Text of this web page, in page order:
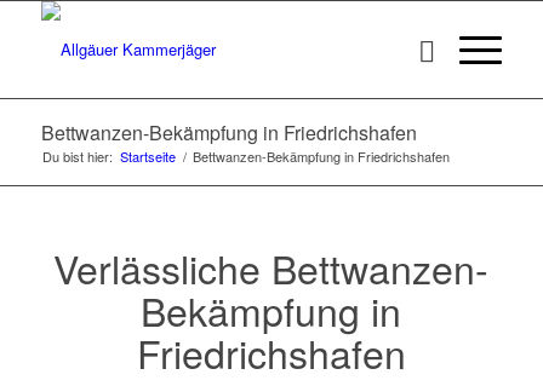
Bettwanzen-Bekämpfung in Friedrichshafen
Du bist hier: Startseite / Bettwanzen-Bekämpfung in Friedrichshafen
Verlässliche Bettwanzen-
Bekämpfung in
Friedrichshafen